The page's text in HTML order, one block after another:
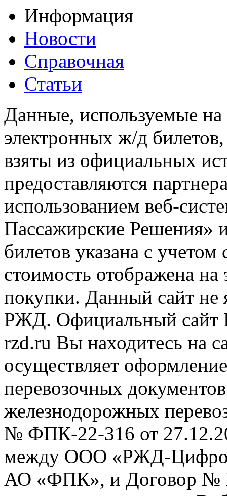
Информация
Новости
Справочная
Статьи
Данные, используемые
электронных ж/д
взяты из официальных
предоставляются
использованием веб-
Пассажирские
билетов указана с
стоимость отображена
покупки. Данный сайт не
РЖД. Официальный сайт
rzd.ru Вы находитесь на
осуществляет
перевозочных
железнодорожных
№ ФПК-22-316 от
между ООО «РЖД-
АО «ФПК», и Договор №